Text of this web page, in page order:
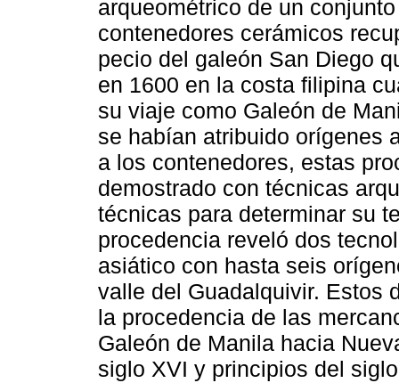
arqueométrico de un
contenedores cerámicos
pecio del galeón San Diego
en 1600 en la costa filipina
su viaje como Galeón de
se habían atribuido orígenes
a los contenedores, estas
demostrado con técnicas
técnicas para determinar su
procedencia reveló dos
asiático con hasta seis
valle del Guadalquivir. Estos
la procedencia de las
Galeón de Manila hacia
siglo XVI y principios del